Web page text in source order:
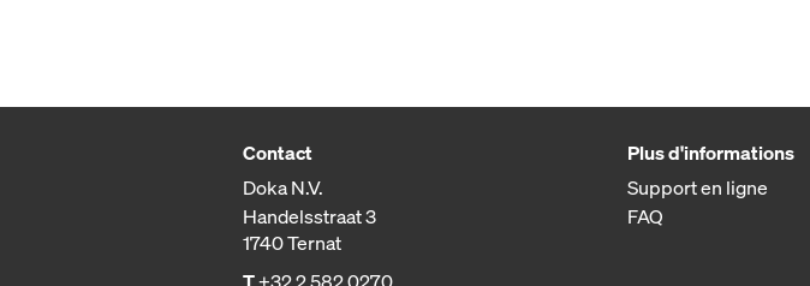
Contact
Doka N.V.
Handelsstraat 3
1740 Ternat
Plus d'informations
Support en ligne
FAQ